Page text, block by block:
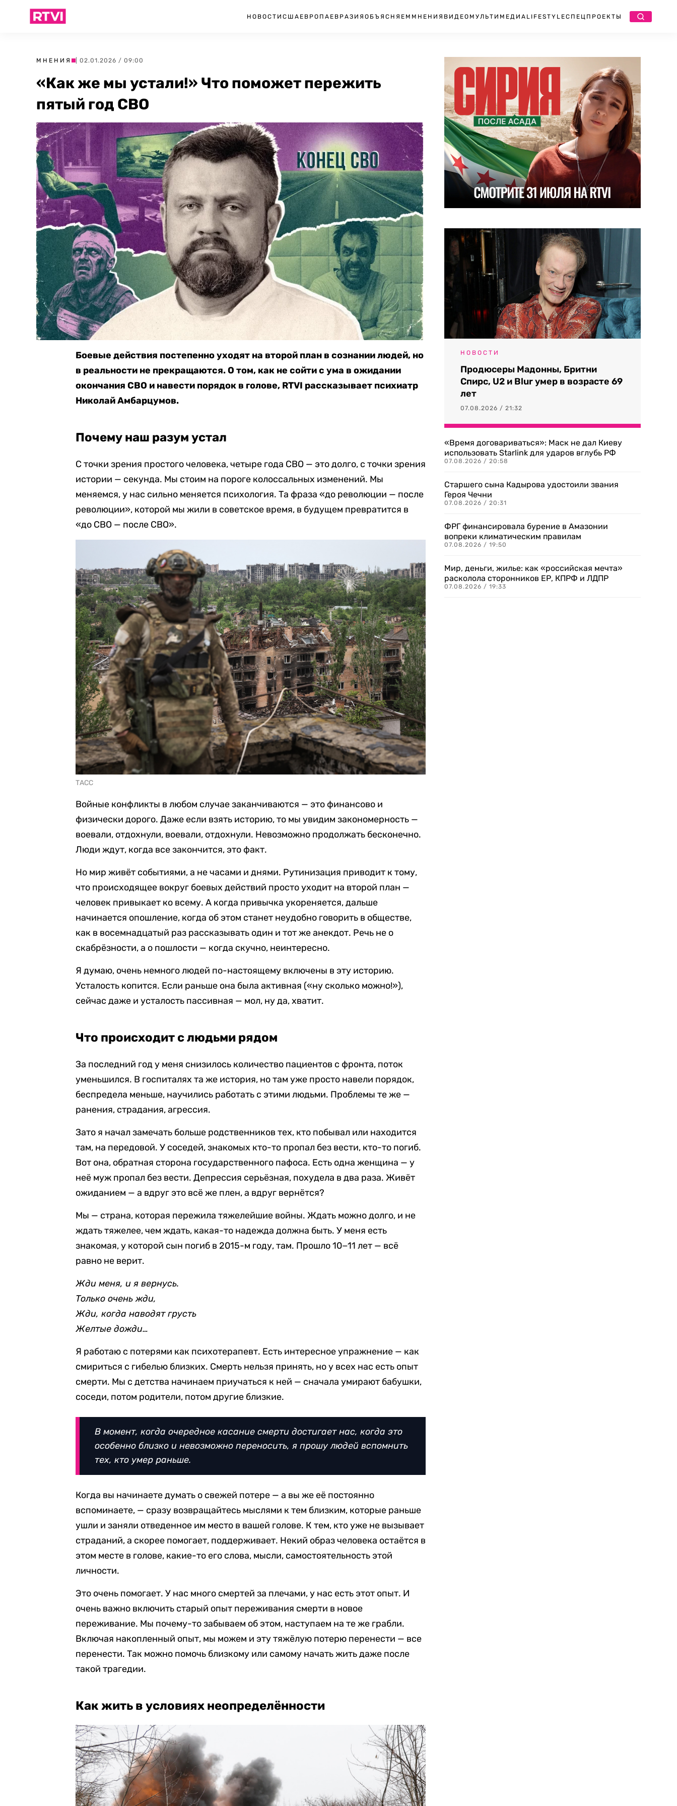
НОВОСТИ США ЕВРОПА ЕВРАЗИЯ ОБЪЯСНЯЕМ МНЕНИЯ ВИДЕО МУЛЬТИМЕДИА LIFESTYLEСПЕЦПРОЕКТЫ
МНЕНИЯ | 02.01.2026 / 09:00
«Как же мы устали!» Что поможет пережить
пятый год СВО
Боевые действия постепенно уходят на второй план в сознании людей, но
в реальности не прекращаются. О том, как не сойти с ума в ожидании
окончания СВО и навести порядок в голове, RTVI рассказывает психиатр
Николай Амбарцумов.
Почему наш разум устал
С точки зрения простого человека, четыре года СВО — это долго, с точки зрения
истории — секунда. Мы стоим на пороге колоссальных изменений. Мы
меняемся, у нас сильно меняется психология. Та фраза «до революции — после
революции», которой мы жили в советское время, в будущем превратится в
«до СВО — после СВО».
ТАСС
Войные конфликты в любом случае заканчиваются — это финансово и
физически дорого. Даже если взять историю, то мы увидим закономерность —
воевали, отдохнули, воевали, отдохнули. Невозможно продолжать бесконечно.
Люди ждут, когда все закончится, это факт.
Но мир живёт событиями, а не часами и днями. Рутинизация приводит к тому,
что происходящее вокруг боевых действий просто уходит на второй план —
человек привыкает ко всему. А когда привычка укореняется, дальше
начинается опошление, когда об этом станет неудобно говорить в обществе,
как в восемнадцатый раз рассказывать один и тот же анекдот. Речь не о
скабрёзности, а о пошлости — когда скучно, неинтересно.
Я думаю, очень немного людей по-настоящему включены в эту историю.
Усталость копится. Если раньше она была активная («ну сколько можно!»),
сейчас даже и усталость пассивная — мол, ну да, хватит.
Что происходит с людьми рядом
За последний год у меня снизилось количество пациентов с фронта, поток
уменьшился. В госпиталях та же история, но там уже просто навели порядок,
беспредела меньше, научились работать с этими людьми. Проблемы те же —
ранения, страдания, агрессия.
Зато я начал замечать больше родственников тех, кто побывал или находится
там, на передовой. У соседей, знакомых кто-то пропал без вести, кто-то погиб.
Вот она, обратная сторона государственного пафоса. Есть одна женщина — у
неё муж пропал без вести. Депрессия серьёзная, похудела в два раза. Живёт
ожиданием — а вдруг это всё же плен, а вдруг вернётся?
Мы — страна, которая пережила тяжелейшие войны. Ждать можно долго, и не
ждать тяжелее, чем ждать, какая-то надежда должна быть. У меня есть
знакомая, у которой сын погиб в 2015-м году, там. Прошло 10−11 лет — всё
равно не верит.
Жди меня, и я вернусь.
Только очень жди,
Жди, когда наводят грусть
Желтые дожди…
Я работаю с потерями как психотерапевт. Есть интересное упражнение — как
смириться с гибелью близких. Смерть нельзя принять, но у всех нас есть опыт
смерти. Мы с детства начинаем приучаться к ней — сначала умирают бабушки,
соседи, потом родители, потом другие близкие.
В момент, когда очередное касание смерти достигает нас, когда это
особенно близко и невозможно переносить, я прошу людей вспомнить
тех, кто умер раньше.
Когда вы начинаете думать о свежей потере — а вы же её постоянно
вспоминаете, — сразу возвращайтесь мыслями к тем близким, которые раньше
ушли и заняли отведенное им место в вашей голове. К тем, кто уже не вызывает
страданий, а скорее помогает, поддерживает. Некий образ человека остаётся в
этом месте в голове, какие-то его слова, мысли, самостоятельность этой
личности.
Это очень помогает. У нас много смертей за плечами, у нас есть этот опыт. И
очень важно включить старый опыт переживания смерти в новое
переживание. Мы почему-то забываем об этом, наступаем на те же грабли.
Включая накопленный опыт, мы можем и эту тяжёлую потерю перенести — все
перенести. Так можно помочь близкому или самому начать жить даже после
такой трагедии.
Как жить в условиях неопределённости
НОВОСТИ
Продюсеры Мадонны, Бритни
Спирс, U2 и Blur умер в возрасте 69
лет
07.08.2026 / 21:32
«Время договариваться»: Маск не дал Киеву
использовать Starlink для ударов вглубь РФ
07.08.2026 / 20:58
Старшего сына Кадырова удостоили звания
Героя Чечни
07.08.2026 / 20:31
ФРГ финансировала бурение в Амазонии
вопреки климатическим правилам
07.08.2026 / 19:50
Мир, деньги, жилье: как «российская мечта»
расколола сторонников ЕР, КПРФ и ЛДПР
07.08.2026 / 19:33